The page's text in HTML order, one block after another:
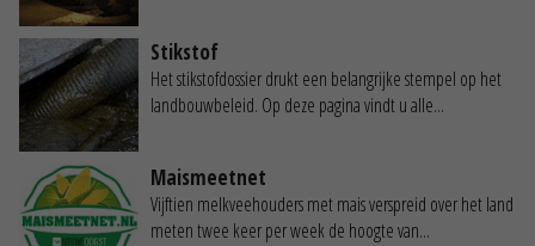
Stikstof
Het stikstofdossier drukt een belangrijke stempel op het
landbouwbeleid. Op deze pagina vindt u alle...
Maismeetnet
Vijftien melkveehouders met mais verspreid over het land
meten twee keer per week de hoogte van...